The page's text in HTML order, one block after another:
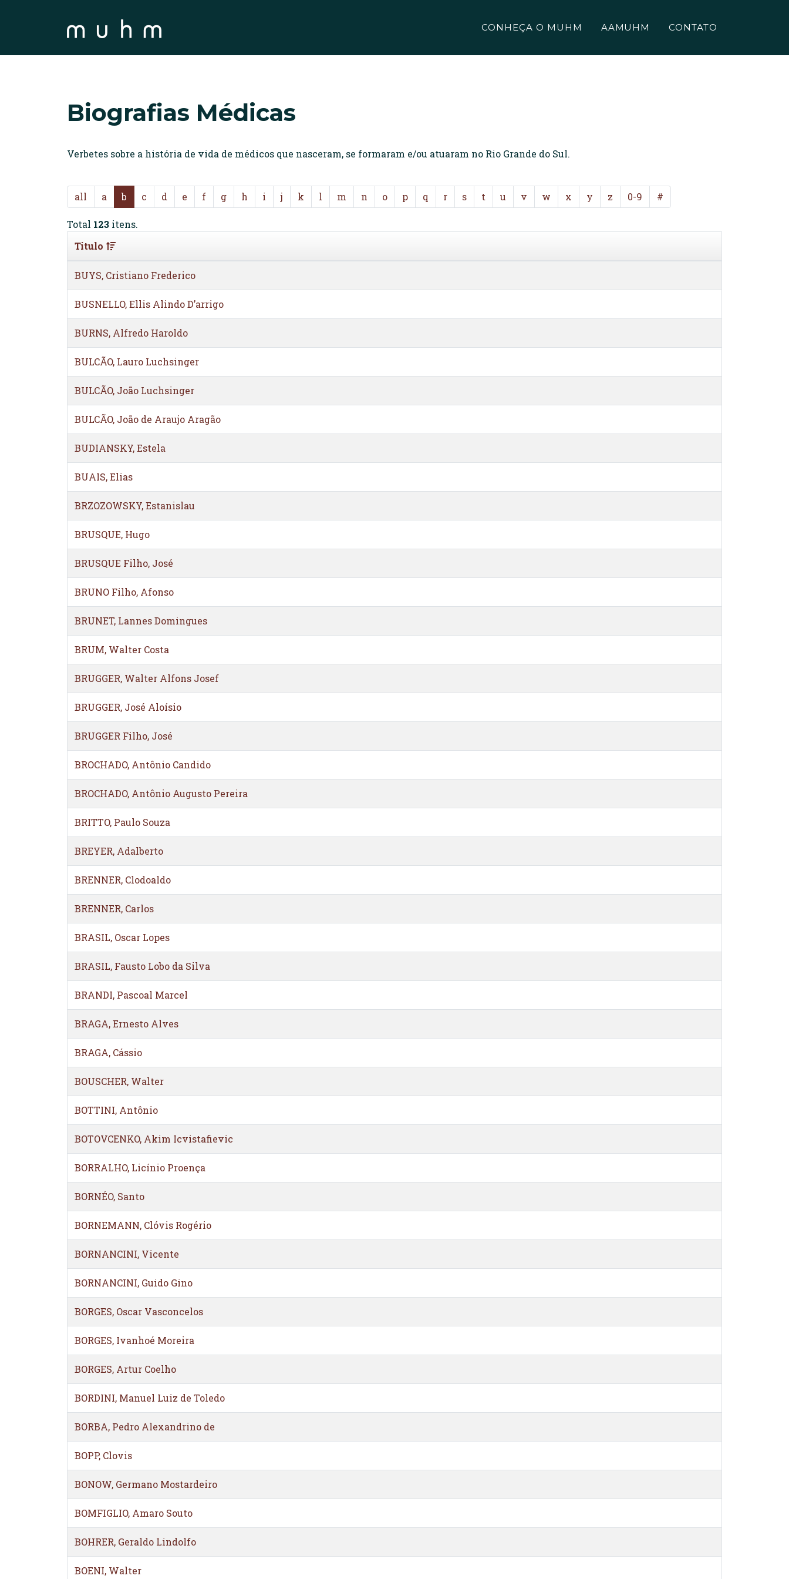
CONHEÇA O MUHM AAMUHM CONTATO
Biografias Médicas
Verbetes sobre a história de vida de médicos que nasceram, se formaram e/ou atuaram no Rio Grande do Sul.
all a b c d e f g h i j k l m n o p q r s t u v w x y z 0-9 #
Total 123 itens.
Titulo
BUYS, Cristiano Frederico
BUSNELLO, Ellis Alindo D’arrigo
BURNS, Alfredo Haroldo
BULCÃO, Lauro Luchsinger
BULCÃO, João Luchsinger
BULCÃO, João de Araujo Aragão
BUDIANSKY, Estela
BUAIS, Elias
BRZOZOWSKY, Estanislau
BRUSQUE, Hugo
BRUSQUE Filho, José
BRUNO Filho, Afonso
BRUNET, Lannes Domingues
BRUM, Walter Costa
BRUGGER, Walter Alfons Josef
BRUGGER, José Aloísio
BRUGGER Filho, José
BROCHADO, Antônio Candido
BROCHADO, Antônio Augusto Pereira
BRITTO, Paulo Souza
BREYER, Adalberto
BRENNER, Clodoaldo
BRENNER, Carlos
BRASIL, Oscar Lopes
BRASIL, Fausto Lobo da Silva
BRANDI, Pascoal Marcel
BRAGA, Ernesto Alves
BRAGA, Cássio
BOUSCHER, Walter
BOTTINI, Antônio
BOTOVCENKO, Akim Icvistafievic
BORRALHO, Licínio Proença
BORNÉO, Santo
BORNEMANN, Clóvis Rogério
BORNANCINI, Vicente
BORNANCINI, Guido Gino
BORGES, Oscar Vasconcelos
BORGES, Ivanhoé Moreira
BORGES, Artur Coelho
BORDINI, Manuel Luiz de Toledo
BORBA, Pedro Alexandrino de
BOPP, Clovis
BONOW, Germano Mostardeiro
BOMFIGLIO, Amaro Souto
BOHRER, Geraldo Lindolfo
BOENI, Walter